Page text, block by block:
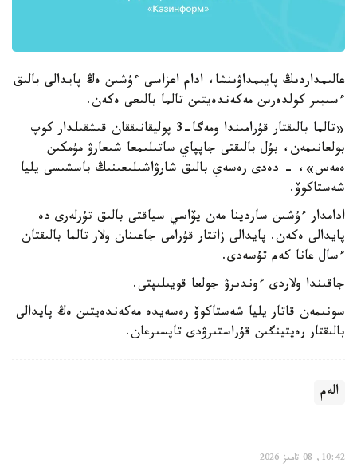
عالىمداردىڭ پايىمداۋىنشا، ادام اعزاسى ءۇشىن ەڭ پايدالى بالىق
ءسىبىر كولدەرىن مەكەندەيتىن تالما بالىعى ەكەن.
«تالما بالىقتار قۇرامىندا ومەگا-3 پوليقانىققان قىشقىلدار كوپ
بولعانىمەن، بۇل بالىقتى جاپپاي ساتىلىمعا شىعارۋ مۇمكىن
ەمەس»، - دەدى رەسەي بالىق شارۋاشىلىعىنىڭ باسشىسى يليا
شەستاكوۆ.
ادامدار ءۇشىن ساردينا مەن يۆاسي سياقتى بالىق تۇرلەرى دە
پايدالى ەكەن. پايدالى زاتتار قۇرامى جاعىنان ولار تالما بالىقتان
ءسال عانا كەم تۇسەدى.
جاقىندا ولاردى ءوندىرۋ جولعا قويىلىپتى.
سونىمەن قاتار يليا شەستاكوۆ رەسەيدە مەكەندەيتىن ەڭ پايدالى
بالىقتار رەيتينگىن قۇراستىرۋدى تاپسىرعان.
الەم
10:42, 08 تامىز 2026